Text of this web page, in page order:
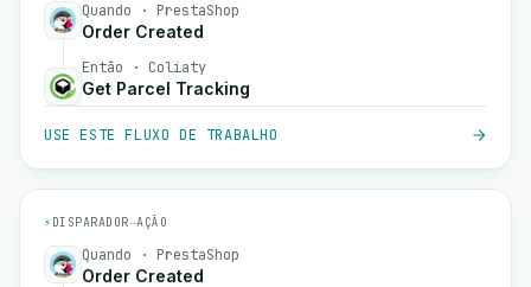
Quando · PrestaShop
Order Created
Então · Coliaty
Get Parcel Tracking
USE ESTE FLUXO DE TRABALHO
⚡ DISPARADOR→AÇÃO
Quando · PrestaShop
Order Created